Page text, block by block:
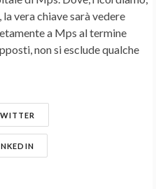
vera chiave sarà vedere
a Mps al termine
non si esclude qualche